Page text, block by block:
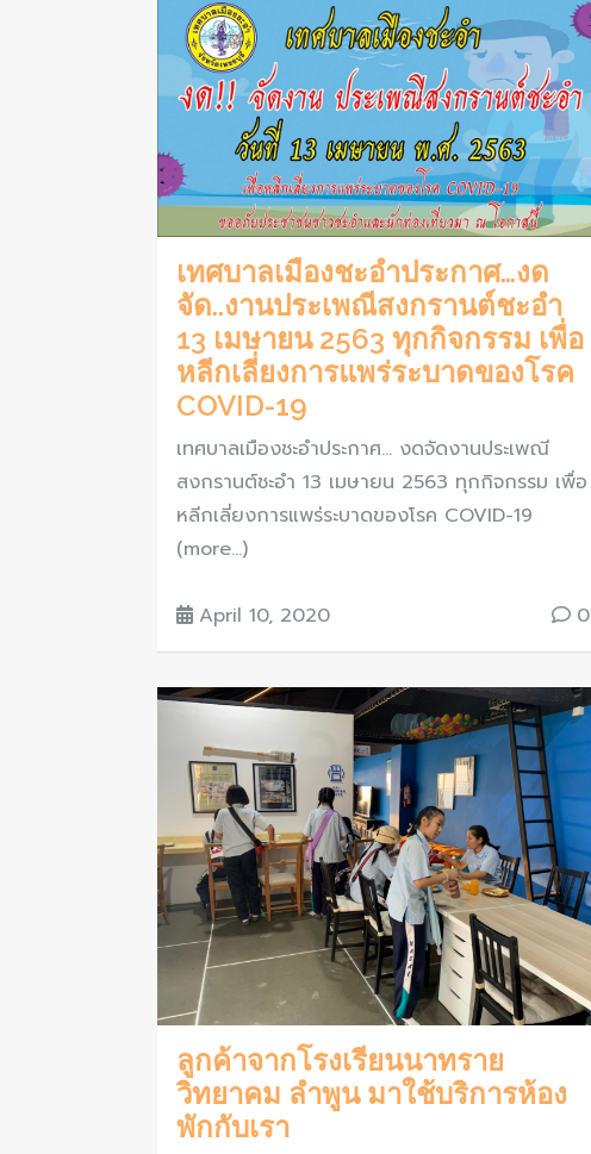
เทศบาลเมืองชะอำประกาศ…งด
จัด..งานประเพณีสงกรานต์ชะอำ
13 เมษายน 2563 ทุกกิจกรรม เพื่อ
หลีกเลี่ยงการแพร่ระบาดของโรค
COVID-19
เทศบาลเมืองชะอำประกาศ... งดจัดงานประเพณี
สงกรานต์ชะอำ 13 เมษายน 2563 ทุกกิจกรรม เพื่อ
หลีกเลี่ยงการแพร่ระบาดของโรค COVID-19
(more…)
April 10, 2020 0
ลูกค้าจากโรงเรียนนาทราย
วิทยาคม ลำพูน มาใช้บริการห้อง
พักกับเรา